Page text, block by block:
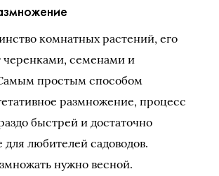
комнатных растений, его
семенами и
простым способом
размножение, процесс
быстрей и достаточно
для любителей садоводов.
нужно весной.